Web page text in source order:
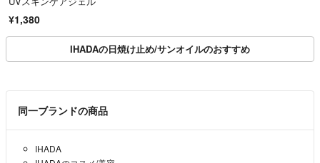
¥1,380
IHADAの日焼け止め/サンオイルのおすすめ
同一ブランドの商品
IHADA